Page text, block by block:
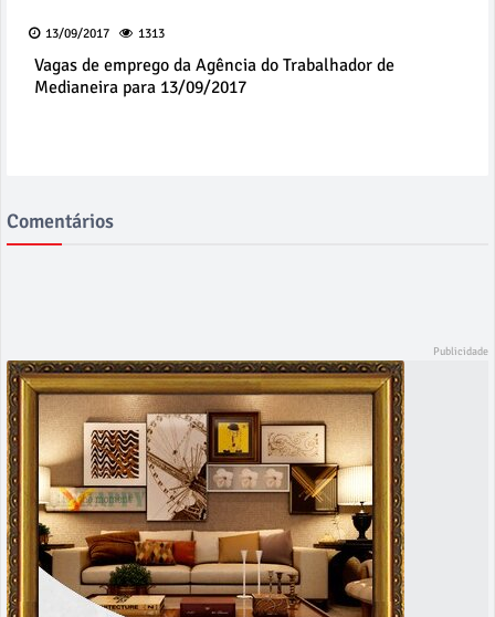
13/09/2017 1313
Vagas de emprego da Agência do Trabalhador de
Medianeira para 13/09/2017
Comentários